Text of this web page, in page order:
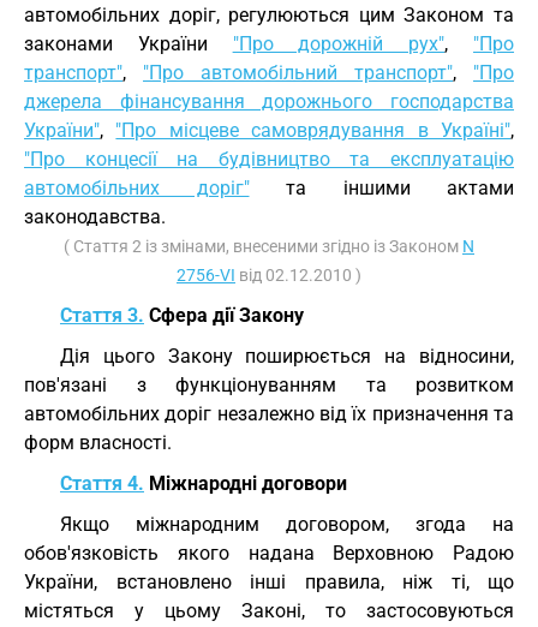
автомобільних доріг, регулюються цим Законом та
законами України "Про дорожній рух", "Про
транспорт", "Про автомобільний транспорт", "Про
джерела фінансування дорожнього господарства
України", "Про місцеве самоврядування в Україні",
"Про концесії на будівництво та експлуатацію
автомобільних доріг"та іншими актами
законодавства.
( Стаття 2 із змінами, внесеними згідно із Законом N
2756-VI від 02.12.2010 )
Стаття 3. Сфера дії Закону
Дія цього Закону поширюється на відносини,
пов'язані з функціонуванням та розвитком
автомобільних доріг незалежно від їх призначення та
форм власності.
Стаття 4. Міжнародні договори
Якщо міжнародним договором, згода на
обов'язковість якого надана Верховною Радою
України, встановлено інші правила, ніж ті, що
містяться у цьому Законі, то застосовуються